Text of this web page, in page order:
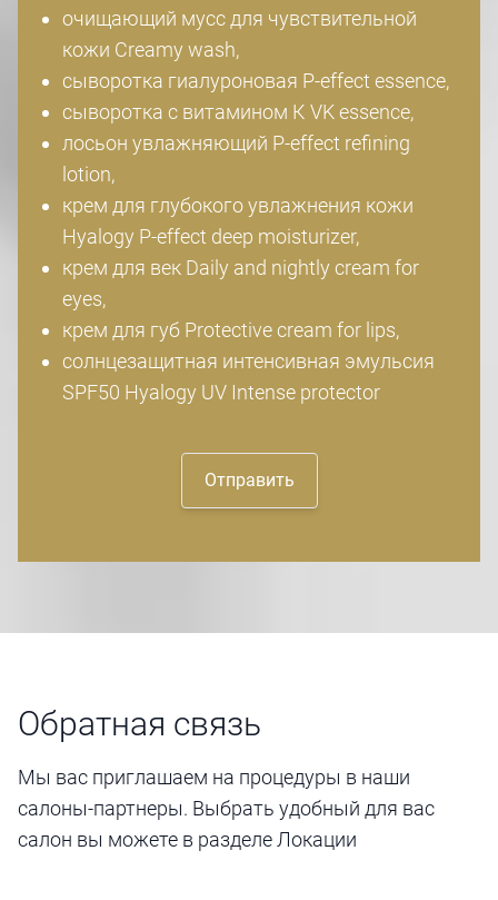
очищающий мусс для чувствительной
кожи Creamy wash,
сыворотка гиалуроновая P-effect essence,
сыворотка с витамином К VK essence,
лосьон увлажняющий P-effect refining
lotion,
крем для глубокого увлажнения кожи
Hyalogy P-effect deep moisturizer,
крем для век Daily and nightly cream for
eyes,
крем для губ Protective cream for lips,
солнцезащитная интенсивная эмульсия
SPF50 Hyalogy UV Intense protector
Отправить
Обратная связь
Мы вас приглашаем на процедуры в наши
салоны-партнеры. Выбрать удобный для вас
салон вы можете в разделе Локации